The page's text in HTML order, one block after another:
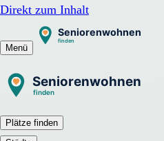
Direkt zum Inhalt
Menü
Plätze finden